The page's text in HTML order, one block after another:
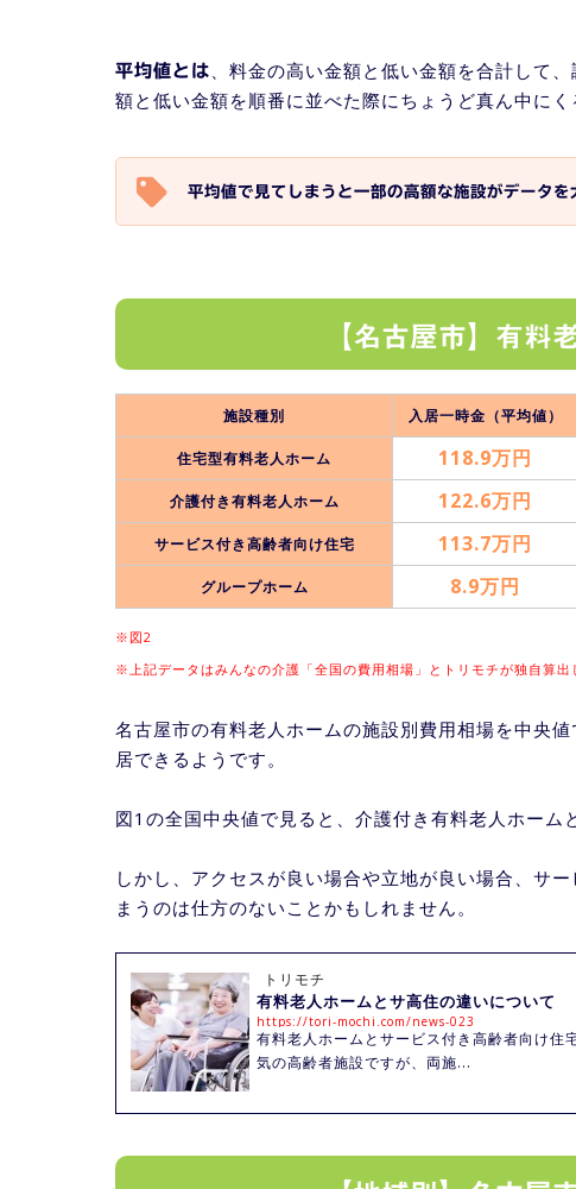
平均値とは 、料金の高い金額と低い金額を合計して
額と低い金額を順番に並べた際にちょうど真ん中にく
平均値で見てしまうと一部の高額な施設がデータ
【名古屋市】有料
施設種別 入居一時金（平均値）
住宅型有料老人ホーム 118.9万円
介護付き有料老人ホーム 122.6万円
サービス付き高齢者向け住宅 113.7万円
グループホーム 8.9万円
※図2
※上記データはみんなの介護「全国の費用相場」 とトリモチが独自算出
名古屋市の有料老人ホームの施設別費用相場を中央
居できるようです。
図1の全国中央値で見ると、介護付き有料老人ホーム
しかし、アクセスが良い場合や立地が良い場合、サ
まうのは仕方のないことかもしれません。
トリモチ
有料老人ホームとサ高住の違いについて
https://tori-mochi.com/news-023
有料老人ホームとサービス付き高齢者向け住
気の高齢者施設ですが、両施...